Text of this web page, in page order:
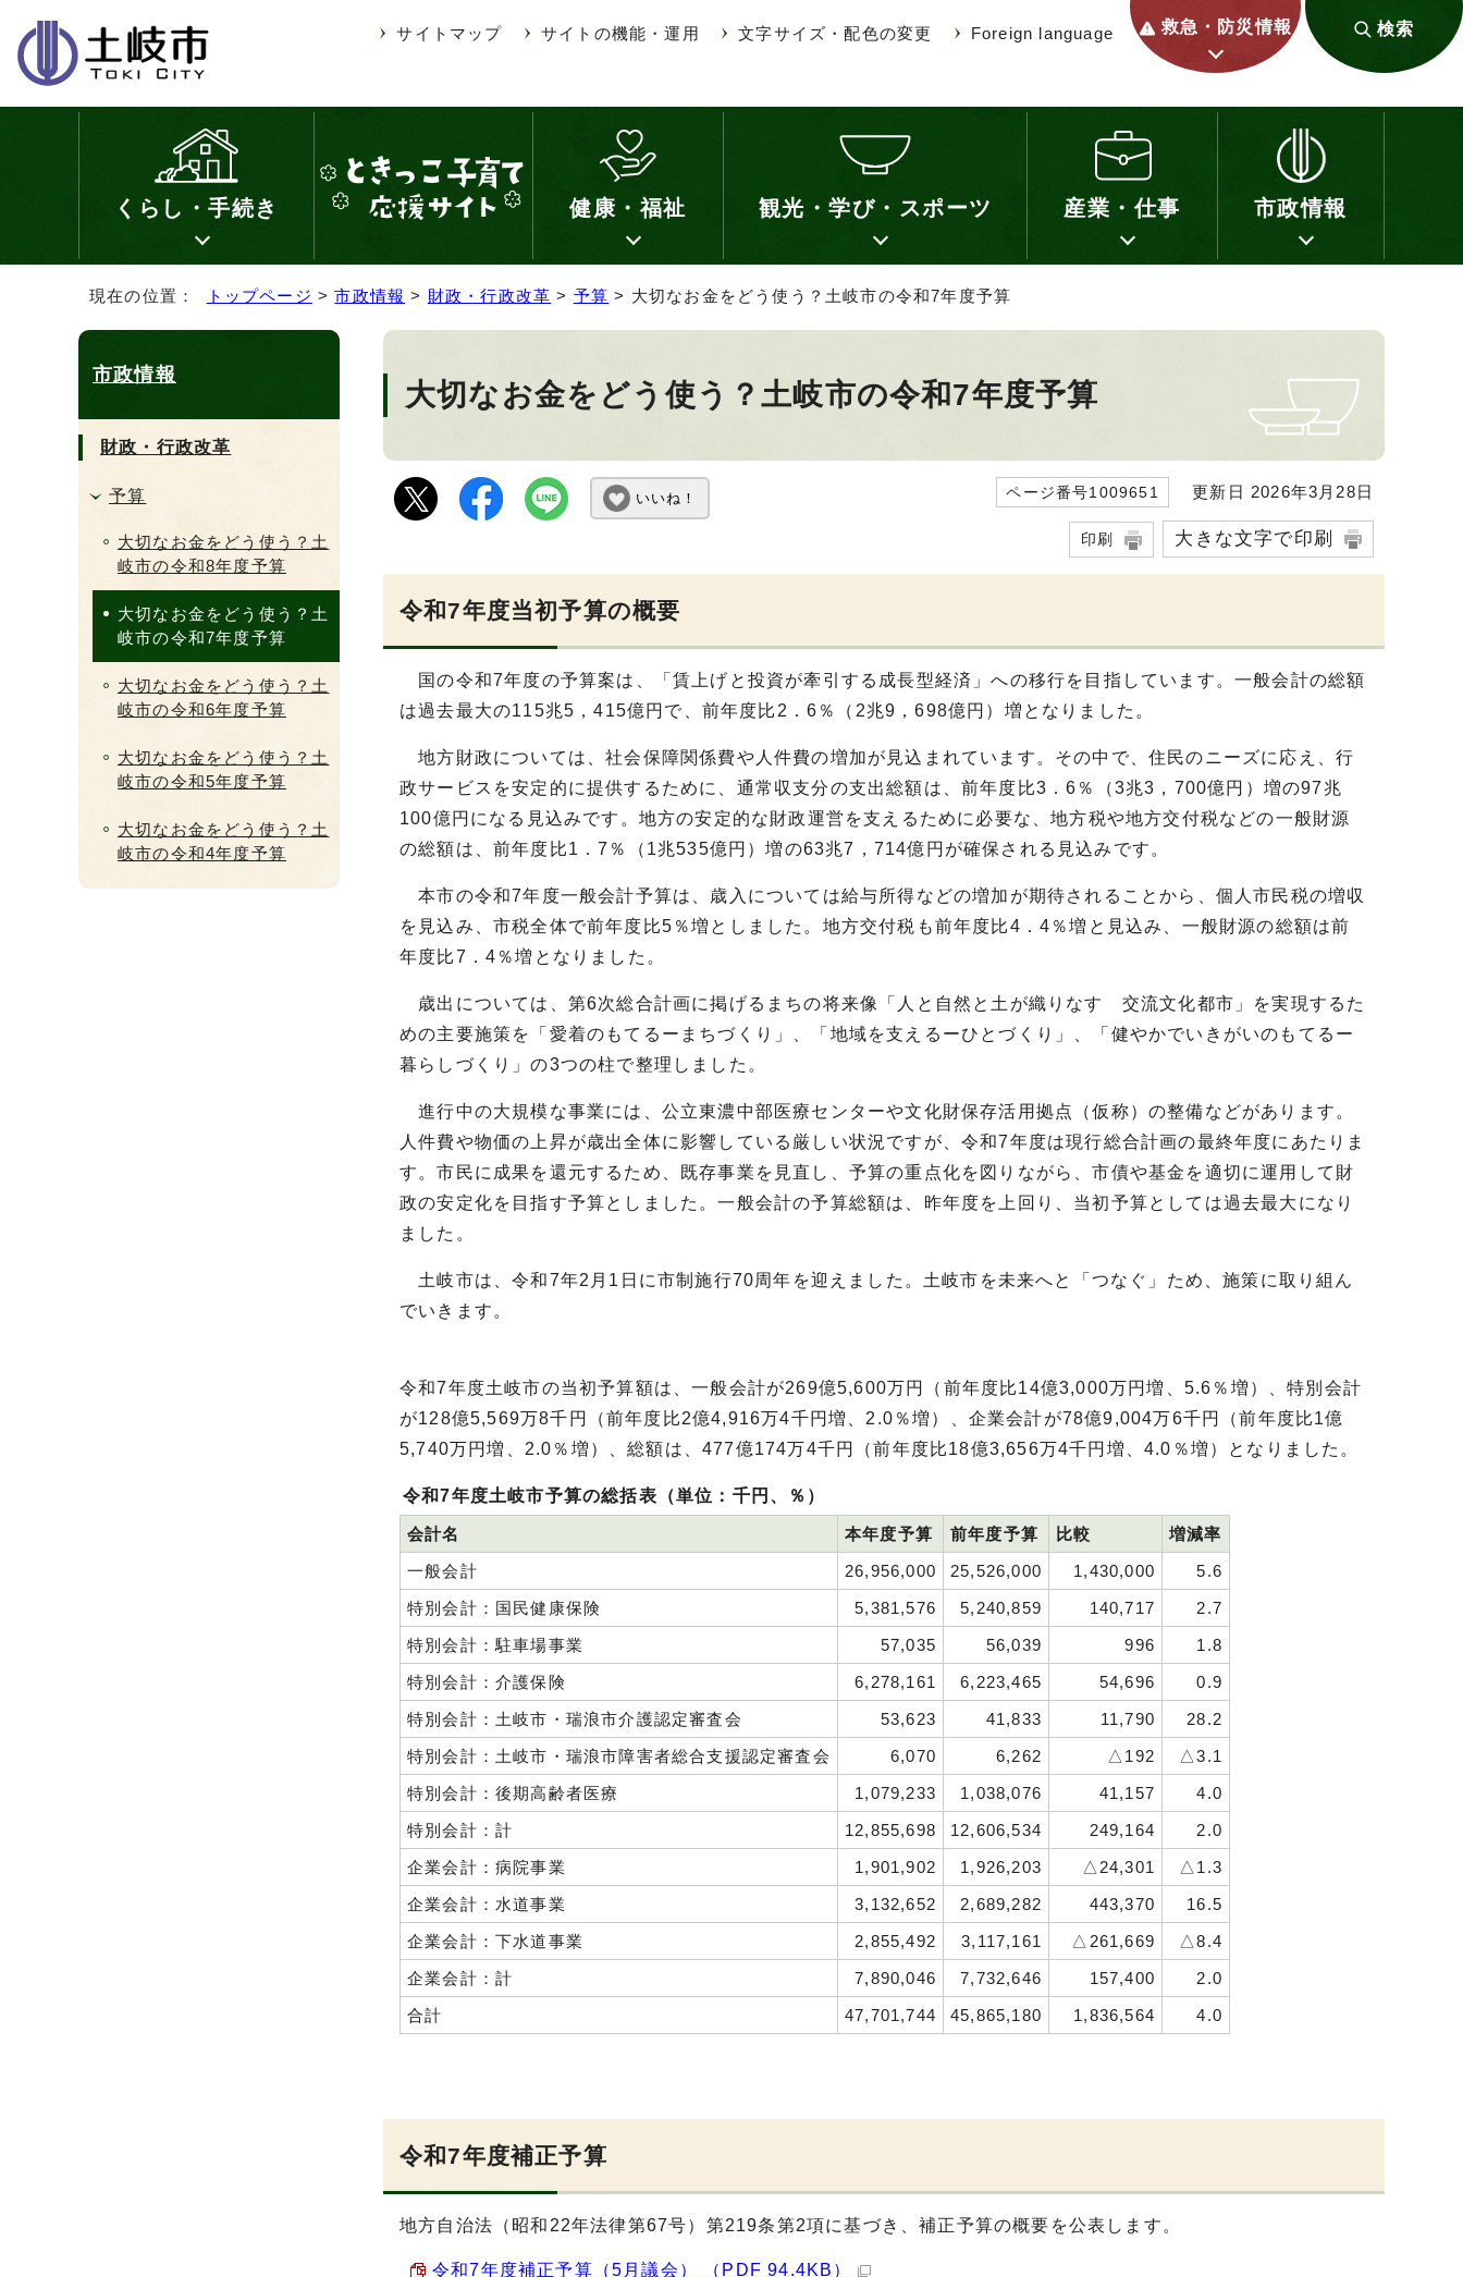
サイトマップ サイトの機能・運用 文字サイズ・配色の変更 Foreign language 救急・防災情報 検索
くらし・手続き 健康・福祉 観光・学び・スポーツ 産業・仕事 市政情報
現在の位置： トップページ >市政情報 > 財政・行政改革 > 予算 > 大切なお金をどう使う？土岐市の令和7年度予算
大切なお金をどう使う？土岐市の令和7年度予算
いいね！ ページ番号1009651 更新日 2026年3月28日
印刷 大きな文字で印刷
令和7年度当初予算の概要
国の令和7年度の予算案は、「賃上げと投資が牽引する成長型経済」への移行を目指しています。一般会計の総額
は過去最大の115兆5，415億円で、前年度比2．6％（2兆9，698億円）増となりました。
地方財政については、社会保障関係費や人件費の増加が見込まれています。その中で、住民のニーズに応え、行
政サービスを安定的に提供するために、通常収支分の支出総額は、前年度比3．6％（3兆3，700億円）増の97兆
100億円になる見込みです。地方の安定的な財政運営を支えるために必要な、地方税や地方交付税などの一般財源
の総額は、前年度比1．7％（1兆535億円）増の63兆7，714億円が確保される見込みです。
本市の令和7年度一般会計予算は、歳入については給与所得などの増加が期待されることから、個人市民税の増収
を見込み、市税全体で前年度比5％増としました。地方交付税も前年度比4．4％増と見込み、一般財源の総額は前
年度比7．4％増となりました。
歳出については、第6次総合計画に掲げるまちの将来像「人と自然と土が織りなす 交流文化都市」を実現するた
めの主要施策を「愛着のもてるーまちづくり」、「地域を支えるーひとづくり」、「健やかでいきがいのもてるー
暮らしづくり」の3つの柱で整理しました。
進行中の大規模な事業には、公立東濃中部医療センターや文化財保存活用拠点（仮称）の整備などがあります。
人件費や物価の上昇が歳出全体に影響している厳しい状況ですが、令和7年度は現行総合計画の最終年度にあたりま
す。市民に成果を還元するため、既存事業を見直し、予算の重点化を図りながら、市債や基金を適切に運用して財
政の安定化を目指す予算としました。一般会計の予算総額は、昨年度を上回り、当初予算としては過去最大になり
ました。
土岐市は、令和7年2月1日に市制施行70周年を迎えました。土岐市を未来へと「つなぐ」ため、施策に取り組ん
でいきます。
令和7年度土岐市の当初予算額は、一般会計が269億5,600万円（前年度比14億3,000万円増、5.6％増）、特別会計
が128億5,569万8千円（前年度比2億4,916万4千円増、2.0％増）、企業会計が78億9,004万6千円（前年度比1億
5,740万円増、2.0％増）、総額は、477億174万4千円（前年度比18億3,656万4千円増、4.0％増）となりました。
令和7年度土岐市予算の総括表（単位：千円、％）
会計名 本年度予算 前年度予算 比較
増減率
一般会計
26,956,000 25,526,000 1,430,000
5.6
特別会計：国民健康保険
5,381,576 5,240,859 140,717
2.7
特別会計：駐車場事業
57,035 56,039 996
1.8
特別会計：介護保険
6,278,161 6,223,465 54,696
0.9
特別会計：土岐市・瑞浪市介護認定審査会
53,623 41,833 11,790
28.2
特別会計：土岐市・瑞浪市障害者総合支援認定審査会
6,070 6,262 △192
△3.1
特別会計：後期高齢者医療
1,079,233 1,038,076 41,157
4.0
特別会計：計
12,855,698 12,606,534 249,164
2.0
企業会計：病院事業
1,901,902 1,926,203 △24,301
△1.3
企業会計：水道事業
3,132,652 2,689,282 443,370
16.5
企業会計：下水道事業
2,855,492 3,117,161 △261,669
△8.4
企業会計：計
7,890,046 7,732,646 157,400
2.0
合計
47,701,744 45,865,180 1,836,564 4.0
令和7年度補正予算
地方自治法（昭和22年法律第67号）第219条第2項に基づき、補正予算の概要を公表します。
令和7年度補正予算（5月議会） （PDF 94.4KB）
市政情報
財政・行政改革
予算
大切なお金をどう使う？土
岐市の令和8年度予算
大切なお金をどう使う？土
岐市の令和7年度予算
大切なお金をどう使う？土
岐市の令和6年度予算
大切なお金をどう使う？土
岐市の令和5年度予算
大切なお金をどう使う？土
岐市の令和4年度予算